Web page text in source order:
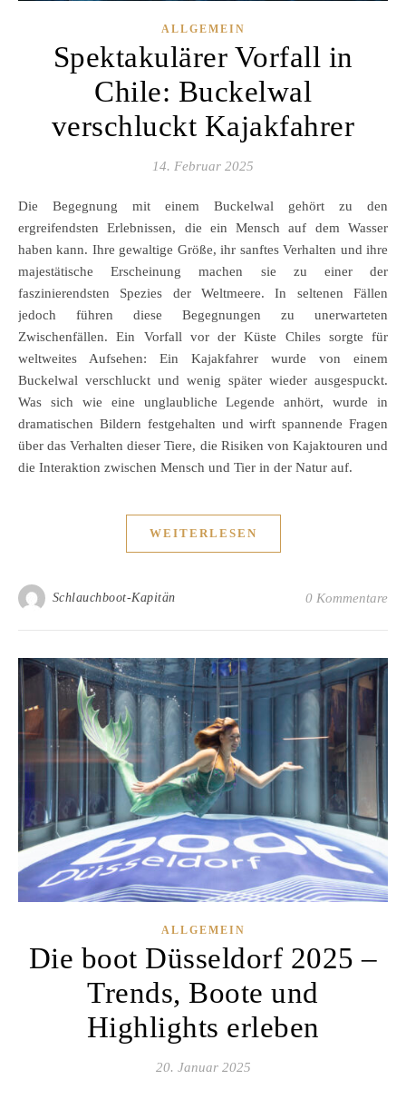
ALLGEMEIN
Spektakulärer Vorfall in
Chile: Buckelwal
verschluckt Kajakfahrer
14. Februar 2025
Die Begegnung mit einem Buckelwal gehört zu den
ergreifendsten Erlebnissen, die ein Mensch auf dem Wasser
haben kann. Ihre gewaltige Größe, ihr sanftes Verhalten und ihre
majestätische Erscheinung machen sie zu einer der
faszinierendsten Spezies der Weltmeere. In seltenen Fällen
jedoch führen diese Begegnungen zu unerwarteten
Zwischenfällen. Ein Vorfall vor der Küste Chiles sorgte für
weltweites Aufsehen: Ein Kajakfahrer wurde von einem
Buckelwal verschluckt und wenig später wieder ausgespuckt.
Was sich wie eine unglaubliche Legende anhört, wurde in
dramatischen Bildern festgehalten und wirft spannende Fragen
über das Verhalten dieser Tiere, die Risiken von Kajaktouren und
die Interaktion zwischen Mensch und Tier in der Natur auf.
WEITERLESEN
Schlauchboot-Kapitän 0 Kommentare
ALLGEMEIN
Die boot Düsseldorf 2025 –
Trends, Boote und
Highlights erleben
20. Januar 2025